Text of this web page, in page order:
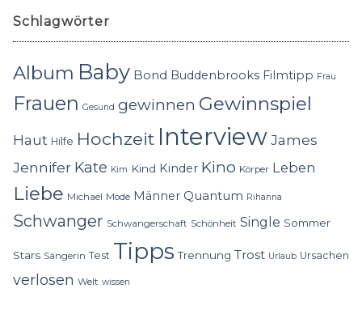
Schlagwörter
Album Baby Bond Buddenbrooks Filmtipp Frau
Frauen Gesund gewinnen Gewinnspiel
Haut Hilfe Hochzeit InterviewJames
Jennifer Kate Kim Kind Kinder Kino Körper Leben
Liebe Michael Mode Männer Quantum Rihanna
Schwanger Schwangerschaft Schönheit Single Sommer
Stars Sängerin Test Tipps Trennung Trost Urlaub Ursachen
verlosen Welt wissen